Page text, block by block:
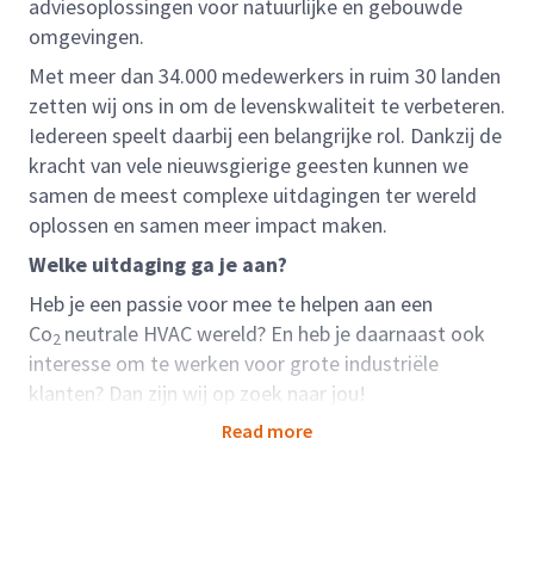
adviesoplossingen voor natuurlijke en gebouwde
omgevingen.
Met meer dan 34.000 medewerkers in ruim 30 landen
zetten wij ons in om de levenskwaliteit te verbeteren.
Iedereen speelt daarbij een belangrijke rol. Dankzij de
kracht van vele nieuwsgierige geesten kunnen we
samen de meest complexe uitdagingen ter wereld
oplossen en samen meer impact maken.
Welke uitdaging ga je aan?
Heb je een passie voor mee te helpen aan een
Co2 neutrale HVAC wereld? En heb je daarnaast ook
interesse om te werken voor grote industriële
klanten? Dan zijn wij op zoek naar jou!
Als projectingenieur HVAC binnen het Industrial
Read more